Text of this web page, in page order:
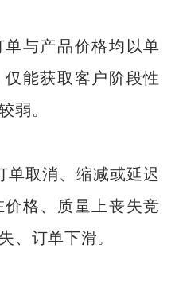
与产品价格均以单
能获取客户阶段性
弱。
取消、缩减或延迟
格、质量上丧失竞
、订单下滑。